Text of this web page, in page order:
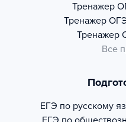
Тренажер
Тренажер
Тренажер
Все
ЕГЭ по русскому